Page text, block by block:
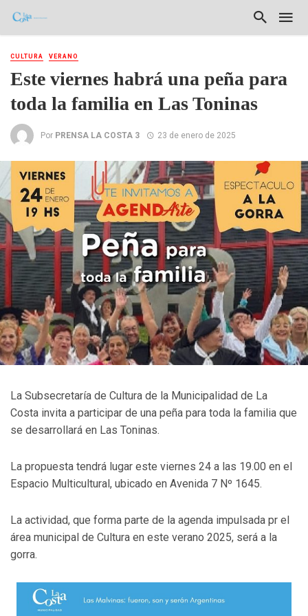
CULTURA VERANO
Este viernes habrá una peña para
toda la familia en Las Toninas
Por PRENSA LA COSTA 3 23 de enero de 2025
La Subsecretaría de Cultura de la Municipalidad de La
Costa invita a participar de una peña para toda la familia que
se desarrollará en Las Toninas.
La propuesta tendrá lugar este viernes 24 a las 19.00 en el
Espacio Multicultural, ubicado en Avenida 7 Nº 1645.
La actividad, que forma parte de la agenda impulsada pr el
área municipal de Cultura en este verano 2025, será a la
gorra.